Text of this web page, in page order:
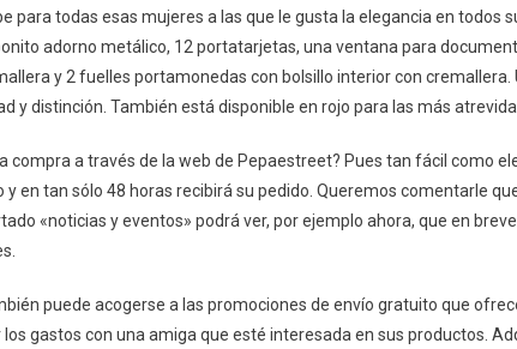
para todas esas mujeres a las que le gusta la elegancia en todos
adorno metálico, 12 portatarjetas, una ventana para
y 2 fuelles portamonedas con bolsillo interior con cremallera.
y distinción. También está disponible en rojo para las más
compra a través de la web de Pepaestreet? Pues tan fácil como
y en tan sólo 48 horas recibirá su pedido. Queremos comentarle
«noticias y eventos» podrá ver, por ejemplo ahora, que en
puede acogerse a las promociones de envío gratuito que
gastos con una amiga que esté interesada en sus productos.